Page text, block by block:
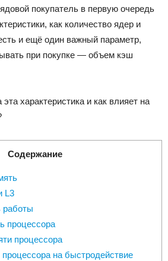
покупатель в первую очередь
как количество ядер и
и ещё один важный параметр,
при покупке — объем кэш
характеристика и как влияет на
Содержание
L3
работы
процессора
процессора
на быстродействие